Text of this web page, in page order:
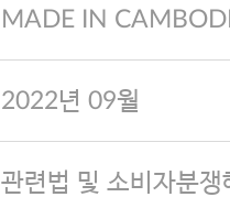
MADE IN
2022년 09월
관련법 및 소비자분